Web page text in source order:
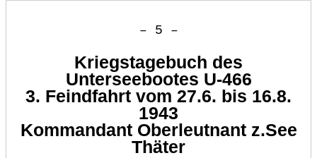
– 5 –
Kriegstagebuch des
Unterseebootes U-466
3. Feindfahrt vom 27.6. bis 16.8.
1943
Kommandant Oberleutnant z.See
Thäter